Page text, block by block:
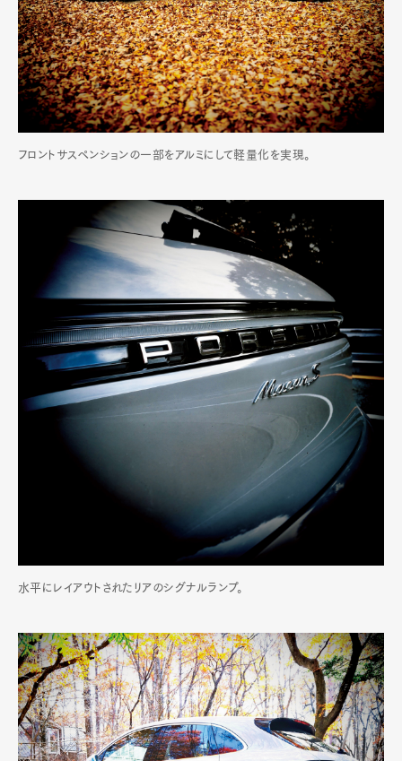
フロントサスペンションの一部をアルミにして軽量化を実現。
水平にレイアウトされたリアのシグナルランプ。